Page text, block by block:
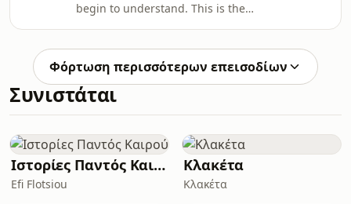
begin to understand. This is the
characteristic of his tribe consists in
looking at the world with eyes wide
open in wonder. Everything in the
world is strange and marvellous to
Gasset -----------------------------------------
------------------------------Κεράστε καφέ:
Φόρτωση περισσότερων επεισοδίων
Συνιστάται
Ιστορίες Παντός Καιρού
Efi Flotsiou
Κλακέτα
Κλακέτα